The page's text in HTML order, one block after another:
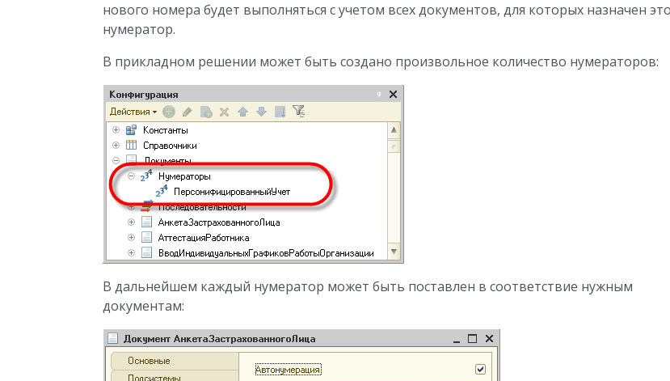
нового номера будет выполняться с учетом всех документов, для которых назначен
нумератор.
В прикладном решении может быть создано произвольное количество нумераторов:
В дальнейшем каждый нумератор может быть поставлен в соответствие нужным
документам: